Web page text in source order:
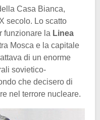
Casa Bianca,
secolo. Lo scatto
funzionare la Linea
Mosca e la capitale
di un enorme
sovietico-
che decisero di
nel terrore nucleare.